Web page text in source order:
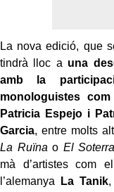
La nova edició, que
tindrà lloc a una
amb la
monologuistes
Patricia Espejo i
Garcia, entre molts
La Ruïnao El
mà d’artistes com
l’alemanya
La Tanik